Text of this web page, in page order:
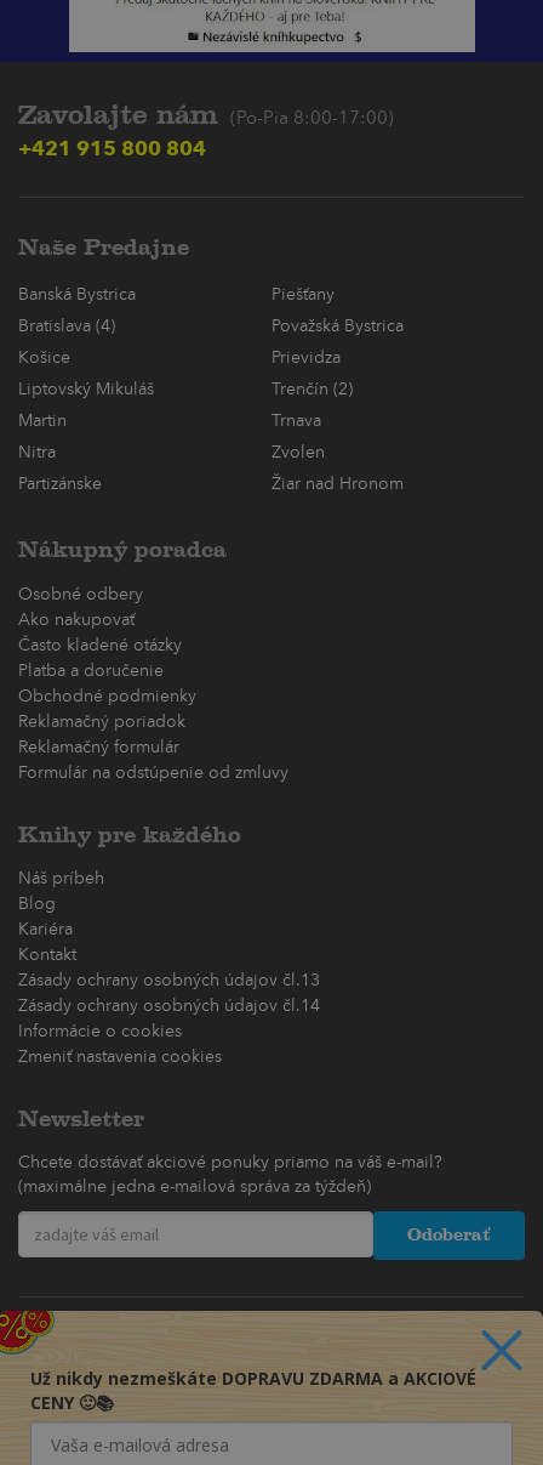
Zavolajte nám (Po-Pia 8:00-17:00)
+421 915 800 804
Naše Predajne
Banská Bystrica
Piešťany
Bratislava (4)
Považská Bystrica
Košice
Prievidza
Liptovský Mikuláš
Trenčín (2)
Martin
Trnava
Nitra
Zvolen
Partizánske
Žiar nad Hronom
Nákupný poradca
Osobné odbery
Ako nakupovať
Často kladené otázky
Platba a doručenie
Obchodné podmienky
Reklamačný poriadok
Reklamačný formulár
Formulár na odstúpenie od zmluvy
Knihy pre každého
Náš príbeh
Blog
Kariéra
Kontakt
Zásady ochrany osobných údajov čl.13
Zásady ochrany osobných údajov čl.14
Informácie o cookies
Zmeniť nastavenia cookies
Newsletter
Chcete dostávať akciové ponuky priamo na váš e-mail?
(maximálne jedna e-mailová správa za týždeň)
Odoberať
Už nikdy nezmeškáte DOPRAVU ZDARMA a AKCIOVÉ
CENY 🙂📚